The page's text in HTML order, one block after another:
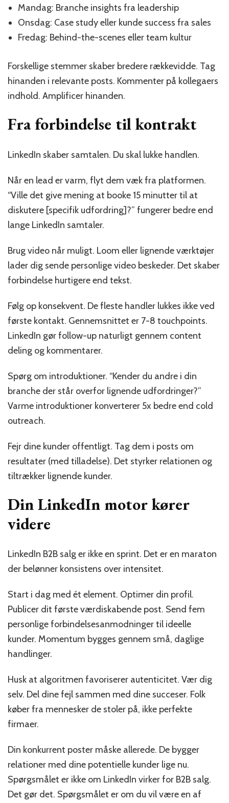
Mandag: Branche insights fra leadership
Onsdag: Case study eller kunde success fra sales
Fredag: Behind-the-scenes eller team kultur
Forskellige stemmer skaber bredere rækkevidde. Tag
hinanden i relevante posts. Kommenter på kollegaers
indhold. Amplificer hinanden.
Fra forbindelse til kontrakt
LinkedIn skaber samtalen. Du skal lukke handlen.
Når en lead er varm, flyt dem væk fra platformen.
“Ville det give mening at booke 15 minutter til at
diskutere [specifik udfordring]?” fungerer bedre end
lange LinkedIn samtaler.
Brug video når muligt. Loom eller lignende værktøjer
lader dig sende personlige video beskeder. Det skaber
forbindelse hurtigere end tekst.
Følg op konsekvent. De fleste handler lukkes ikke ved
første kontakt. Gennemsnittet er 7-8 touchpoints.
LinkedIn gør follow-up naturligt gennem content
deling og kommentarer.
Spørg om introduktioner. “Kender du andre i din
branche der står overfor lignende udfordringer?”
Varme introduktioner konverterer 5x bedre end cold
outreach.
Fejr dine kunder offentligt. Tag dem i posts om
resultater (med tilladelse). Det styrker relationen og
tiltrækker lignende kunder.
Din LinkedIn motor kører
videre
LinkedIn B2B salg er ikke en sprint. Det er en maraton
der belønner konsistens over intensitet.
Start i dag med ét element. Optimer din profil.
Publicer dit første værdiskabende post. Send fem
personlige forbindelsesanmodninger til ideelle
kunder. Momentum bygges gennem små, daglige
handlinger.
Husk at algoritmen favoriserer autenticitet. Vær dig
selv. Del dine fejl sammen med dine succeser. Folk
køber fra mennesker de stoler på, ikke perfekte
firmaer.
Din konkurrent poster måske allerede. De bygger
relationer med dine potentielle kunder lige nu.
Spørgsmålet er ikke om LinkedIn virker for B2B salg.
Det gør det. Spørgsmålet er om du vil være en af